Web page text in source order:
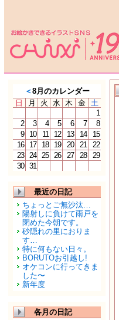
＜8月のカレンダー
日
月 火 水 木 金 土
1
2
3 4 5 6 7
8
9
10 11 12 13 14
15
16
17 18 19 20 21
22
23 24 25 26 27 28
29
30 31
最近の日記
ちょっとご無沙汰…
陽射しに負けて雨戸を
閉めた今朝です。
砂隠れの里におりま
す…
特に何もない日々。
BORUTOお引越し!
オケコンに行ってきま
した〜
新年度
各月の日記